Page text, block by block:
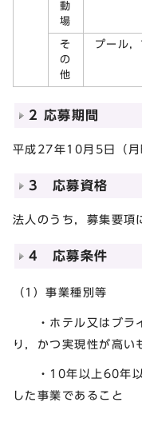
動
場
そ
の
他
プール
2 応募期間
平成27年10月5日（月
3 応募資格
法人のうち，募集要項
4 応募条件
（1）事業種別等
・ホテル又はブライ
り，かつ実現性が高い
・10年以上60年以
した事業であること